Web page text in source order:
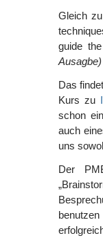
Gleich
guide
Ausagbe)
Das
Kurs zu
schon
auch
uns
Der